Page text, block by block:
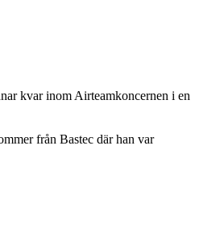
kvar inom Airteamkoncernen i en
från Bastec där han var